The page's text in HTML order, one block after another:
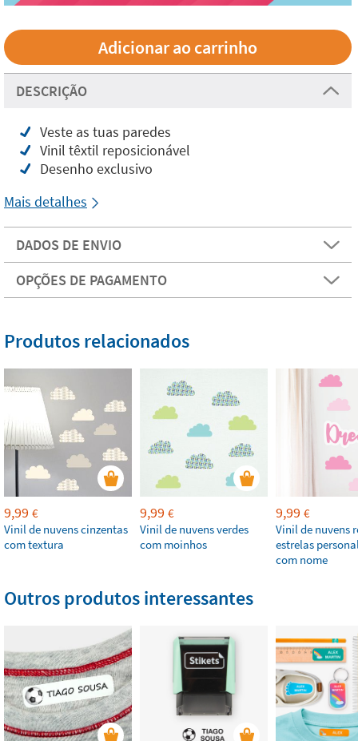
DESCRIÇÃO
Veste as tuas paredes
Vinil têxtil reposicionável
Desenho exclusivo
Mais detalhes
DADOS DE ENVIO
OPÇÕES DE PAGAMENTO
Produtos relacionados
9,99 €
Vinil de nuvens cinzentas
com textura
9,99 €
Vinil de nuvens verdes
com moinhos
9,99 €
Vinil de nuvens
estrelas
com nome
Outros produtos interessantes